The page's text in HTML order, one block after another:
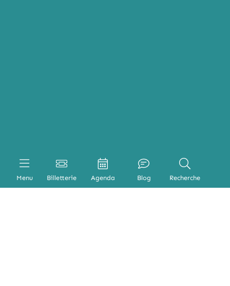
Menu Billetterie Agenda Blog Recherche